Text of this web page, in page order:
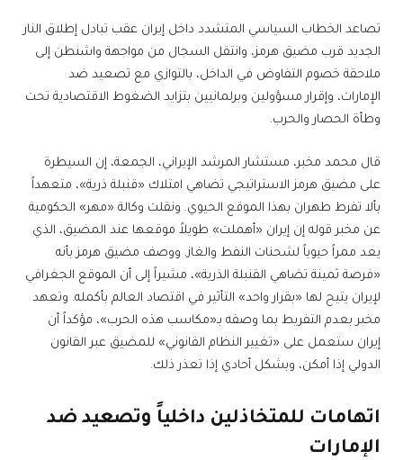
تصاعد الخطاب السياسي المتشدد داخل إيران عقب تبادل إطلاق النار
الجديد قرب مضيق هرمز، وانتقل السجال من مواجهة واشنطن إلى
ملاحقة خصوم التفاوض في الداخل، بالتوازي مع تصعيد ضد
الإمارات، وإقرار مسؤولين وبرلمانيين بتزايد الضغوط الاقتصادية تحت
وطأة الحصار والحرب.
قال محمد مخبر، مستشار المرشد الإيراني، الجمعة، إن السيطرة
على مضيق هرمز الاستراتيجي تضاهي امتلاك «قنبلة ذرية»، متعهداً
بألا تفرط طهران بهذا الموقع الحيوي. ونقلت وكالة «مهر» الحكومية
عن مخبر قوله إن إيران «أهملت» طويلاً موقعها عند المضيق، الذي
يعد ممراً حيوياً لشحنات النفط والغاز. ووصف مضيق هرمز بأنه
«فرصة ثمينة تضاهي القنبلة الذرية»، مشيراً إلى أن الموقع الجغرافي
لإيران يتيح لها «بقرار واحد» التأثير في اقتصاد العالم بأكمله. وتعهد
مخبر بعدم التفريط بما وصفه بـ«مكاسب هذه الحرب»، مؤكداً أن
إيران ستعمل على «تغيير النظام القانوني» للمضيق عبر القانون
الدولي إذا أمكن، وبشكل أحادي إذا تعذر ذلك.
اتهامات للمتخاذلين داخلياً وتصعيد ضد
الإمارات